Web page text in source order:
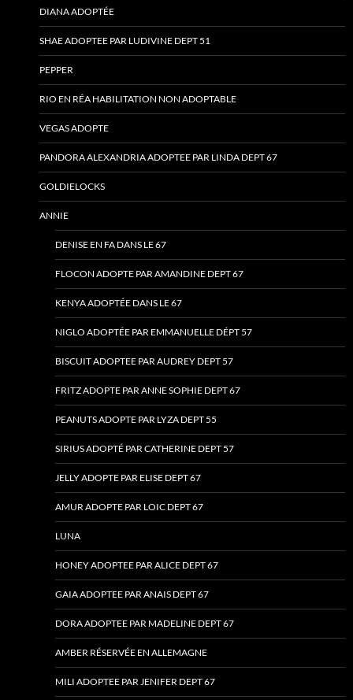
DIANA ADOPTÉE
SHAE ADOPTEE PAR LUDIVINE DEPT 51
PEPPER
RIO EN RÉA HABILITATION NON ADOPTABLE
VEGAS ADOPTE
PANDORA ALEXANDRIA ADOPTEE PAR LINDA DEPT 67
GOLDIELOCKS
ANNIE
DENISE EN FA DANS LE 67
FLOCON ADOPTE PAR AMANDINE DEPT 67
KENYA ADOPTÉE DANS LE 67
NIGLO ADOPTÉE PAR EMMANUELLE DÉPT 57
BISCUIT ADOPTEE PAR AUDREY DEPT 57
FRITZ ADOPTE PAR ANNE SOPHIE DEPT 67
PEANUTS ADOPTE PAR LYZA DEPT 55
SIRIUS ADOPTÉ PAR CATHERINE DEPT 57
JELLY ADOPTE PAR ELISE DEPT 67
AMUR ADOPTE PAR LOIC DEPT 67
LUNA
HONEY ADOPTEE PAR ALICE DEPT 67
GAIA ADOPTEE PAR ANAIS DEPT 67
DORA ADOPTEE PAR MADELINE DEPT 67
AMBER RÉSERVÉE EN ALLEMAGNE
MILI ADOPTEE PAR JENIFER DEPT 67